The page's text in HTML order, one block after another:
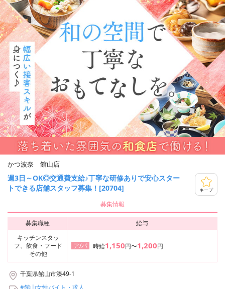
かつ波奈 館山店
週3日～OK◎交通費支給♪丁寧な研修ありで安心スター
トできる店舗スタッフ募集！[20704]
キープ
募集情報
募集職種
給与
キッチンスタッ
フ、飲食・フード
その他
ア/パ 時給1,150円〜1,200円
千葉県館山市湊49-1
#館山女性バイト・求人